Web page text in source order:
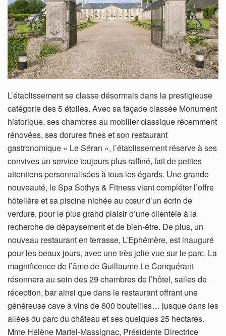
L’établissement se classe désormais dans la prestigieuse
catégorie des 5 étoiles. Avec sa façade classée Monument
historique, ses chambres au mobilier classique récemment
rénovées, ses dorures fines et son restaurant
gastronomique « Le Séran », l’établissement réserve à ses
convives un service toujours plus raffiné, fait de petites
attentions personnalisées à tous les égards. Une grande
nouveauté, le Spa Sothys & Fitness vient compléter l’offre
hôtelière et sa piscine nichée au cœur d’un écrin de
verdure, pour le plus grand plaisir d’une clientèle à la
recherche de dépaysement et de bien-être. De plus, un
nouveau restaurant en terrasse, L’Ephémère, est inauguré
pour les beaux jours, avec une très jolie vue sur le parc. La
magnificence de l’âme de Guillaume Le Conquérant
résonnera au sein des 29 chambres de l’hôtel, salles de
réception, bar ainsi que dans le restaurant offrant une
généreuse cave à vins de 600 bouteilles… jusque dans les
allées du parc du château et ses quelques 25 hectares.
Mme Hélène Martel-Massignac, Présidente Directrice